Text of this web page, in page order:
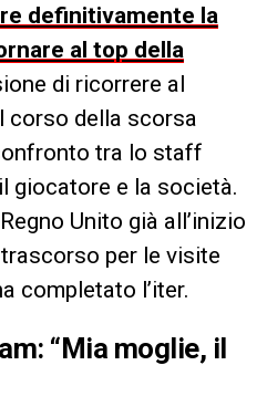
definitivamente la
al top della
di ricorrere al
corso della scorsa
tra lo staff
giocatore e la società.
Unito già all’inizio
per le visite
completato l’iter.
“Mia moglie, il